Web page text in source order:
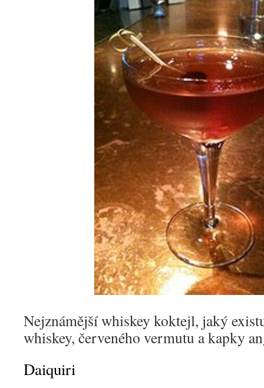
Nejznámější whiskey koktejl, jaký
whiskey, červeného vermutu a kapky
Daiquiri